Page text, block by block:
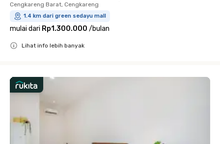
Cengkareng Barat, Cengkareng
1.4 km dari green sedayu mall
mulai dari Rp1.300.000 /bulan
Lihat info lebih banyak